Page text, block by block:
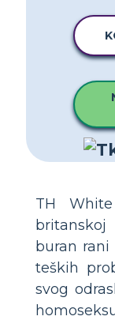
TH
buran rani
teških
svog